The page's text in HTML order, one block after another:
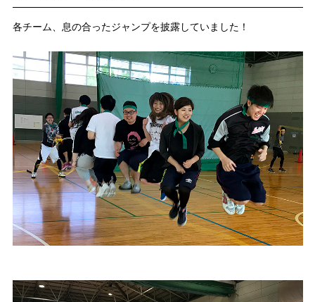
各チーム、息の合ったジャンプを披露していました！